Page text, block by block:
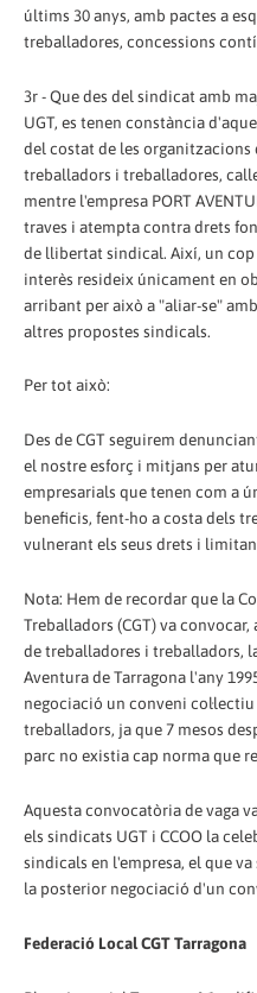
últims 30 anys, amb pactes a
treballadores, concessions
3r - Que des del sindicat amb
UGT, es tenen constància
del costat de les organitzacions
treballadors i treballadores,
mentre l'empresa PORT
traves i atempta contra drets
de llibertat sindical. Així, un
interès resideix únicament en
arribant per això a "aliar-se"
altres propostes sindicals.
Per tot això:
Des de CGT seguirem
el nostre esforç i mitjans per
empresarials que tenen com a
beneficis, fent-ho a costa dels
vulnerant els seus drets i
Nota: Hem de recordar que la
Treballadors (CGT) va
de treballadores i treballadors,
Aventura de Tarragona l'any
negociació un conveni
treballadors, ja que 7 mesos
parc no existia cap norma que
Aquesta convocatòria de vaga
els sindicats UGT i CCOO la
sindicals en l'empresa, el que
la posterior negociació d'un
Federació Local CGT Tarragona